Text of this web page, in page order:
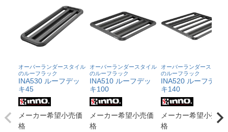
オーバーランダースタイル
のルーフラック
INA530 ルーフデッ
キ45
メーカー希望小売価
格
オーバーランダースタイル
のルーフラック
INA510 ルーフデッ
キ100
メーカー希望小売価
格
オーバーランダースタイル
のルーフラック
INA520 ルーフデッ
キ140
メーカー希望小売価
格